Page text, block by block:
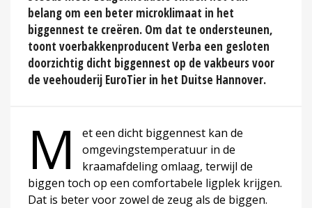
belang om een beter microklimaat in het
biggennest te creëren. Om dat te ondersteunen,
toont voerbakkenproducent Verba een gesloten
doorzichtig dicht biggennest op de vakbeurs voor
de veehouderij EuroTier in het Duitse Hannover.
M
et een dicht biggennest kan de
omgevingstemperatuur in de
kraamafdeling omlaag, terwijl de
biggen toch op een comfortabele ligplek krijgen.
Dat is beter voor zowel de zeug als de biggen.